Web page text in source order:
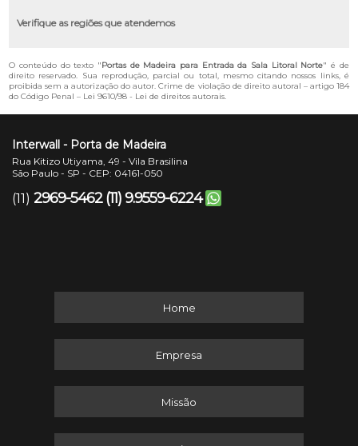
Verifique as regiões que atendemos
O conteúdo do texto "Portas de Madeira para Entrada da Sala Litoral Norte" é de
direito reservado. Sua reprodução, parcial ou total, mesmo citando nossos links, é
proibida sem a autorização do autor. Crime de violação de direito autoral – artigo 184
do Código Penal – Lei 9610/98 - Lei de direitos autorais.
Interwall - Porta de Madeira
Rua Kitizo Utiyama, 49 - Vila Brasilina
São Paulo - SP - CEP: 04161-050
(11) 2969-5462 (11) 9.9559-6224
Home
Empresa
Missão